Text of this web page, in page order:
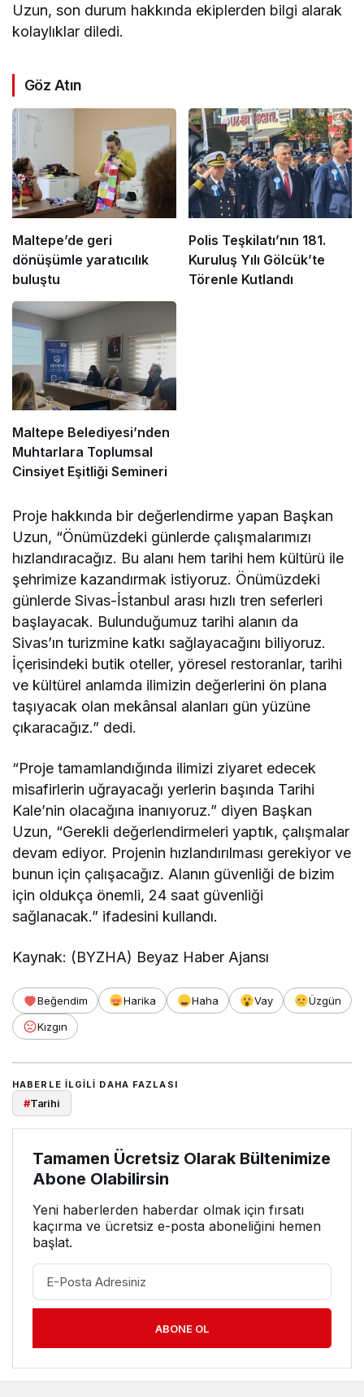
Uzun, son durum hakkında ekiplerden bilgi alarak
kolaylıklar diledi.
Göz Atın
Maltepe’de geri
dönüşümle yaratıcılık
buluştu
Polis Teşkilatı’nın 181.
Kuruluş Yılı Gölcük’te
Törenle Kutlandı
Maltepe Belediyesi’nden
Muhtarlara Toplumsal
Cinsiyet Eşitliği Semineri
Proje hakkında bir değerlendirme yapan Başkan
Uzun, “Önümüzdeki günlerde çalışmalarımızı
hızlandıracağız. Bu alanı hem tarihi hem kültürü ile
şehrimize kazandırmak istiyoruz. Önümüzdeki
günlerde Sivas-İstanbul arası hızlı tren seferleri
başlayacak. Bulunduğumuz tarihi alanın da
Sivas’ın turizmine katkı sağlayacağını biliyoruz.
İçerisindeki butik oteller, yöresel restoranlar, tarihi
ve kültürel anlamda ilimizin değerlerini ön plana
taşıyacak olan mekânsal alanları gün yüzüne
çıkaracağız.” dedi.
“Proje tamamlandığında ilimizi ziyaret edecek
misafirlerin uğrayacağı yerlerin başında Tarihi
Kale’nin olacağına inanıyoruz.” diyen Başkan
Uzun, “Gerekli değerlendirmeleri yaptık, çalışmalar
devam ediyor. Projenin hızlandırılması gerekiyor ve
bunun için çalışacağız. Alanın güvenliği de bizim
için oldukça önemli, 24 saat güvenliği
sağlanacak.” ifadesini kullandı.
Kaynak: (BYZHA) Beyaz Haber Ajansı
Beğendim Harika Haha Vay
Üzgün
Kızgın
HABERLE ILGILI DAHA FAZLASI
#Tarihi
Tamamen Ücretsiz Olarak Bültenimize
Abone Olabilirsin
Yeni haberlerden haberdar olmak için fırsatı
kaçırma ve ücretsiz e-posta aboneliğini hemen
başlat.
ABONE OL